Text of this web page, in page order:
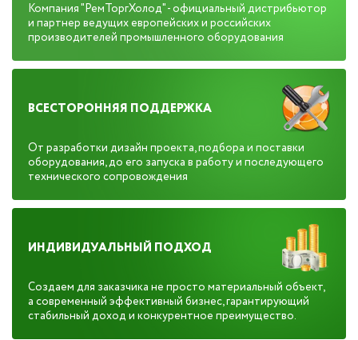
Компания "РемТоргХолод" - официальный дистрибьютор
и партнер ведущих европейских и российских
производителей промышленного оборудования
ВСЕСТОРОННЯЯ ПОДДЕРЖКА
От разработки дизайн проекта, подбора и поставки
оборудования, до его запуска в работу и последующего
технического сопровождения
ИНДИВИДУАЛЬНЫЙ ПОДХОД
Создаем для заказчика не просто материальный объект,
а современный эффективный бизнес, гарантирующий
стабильный доход и конкурентное преимущество.